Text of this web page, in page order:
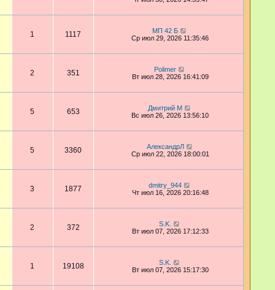
1 1117
МП 42 Б
Ср июл 29, 2026 11:35:46
2 351
Polimer
Вт июл 28, 2026 16:41:09
5 653
Дмитрий М
Вс июл 26, 2026 13:56:10
5 3360
АлександрЛ
Ср июл 22, 2026 18:00:01
3 1877
dmitry_944
Чт июл 16, 2026 20:16:48
2 372
S.K.
Вт июл 07, 2026 17:12:33
1 19108
S.K.
Вт июл 07, 2026 15:17:30